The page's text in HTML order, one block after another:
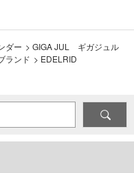
ダー > GIGA JUL ギガジュル
ランド > EDELRID